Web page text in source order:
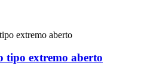
tipo extremo aberto